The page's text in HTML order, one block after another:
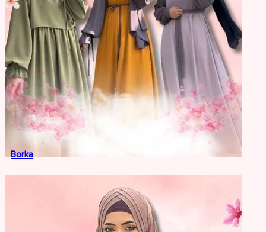
Borka